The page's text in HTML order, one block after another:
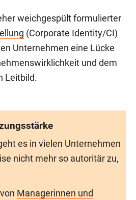
weichgespült formulierter
(Corporate Identity/CI)
Unternehmen eine Lücke
und dem
Leitbild.
es in vielen Unternehmen
nicht mehr so autoritär zu,
Managerinnen und